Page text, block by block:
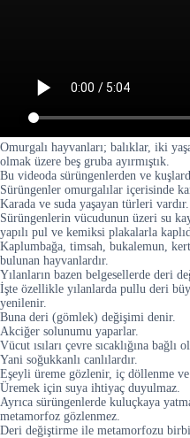
Omurgalı hayvanları; balıklar, iki
olmak üzere beş gruba ayırmıştık.
Bu videoda sürüngenlerden ve
Sürüngenler omurgalılar içerisinde
Karada ve suda yaşayan türleri vardır.
Sürüngenlerin vücudunun üzeri su
yapılı pul ve kemiksi plakalarla
Kaplumbağa, timsah, bukalemun,
bulunan hayvanlardır.
Yılanların bazen belgesellerde deri
İşte özellikle yılanlarda pullu deri
yenilenir.
Buna deri (gömlek) değişimi denir.
Akciğer solunumu yaparlar.
Vücut ısıları çevre sıcaklığına bağlı
Yani soğukkanlı canlılardır.
Eşeyli üreme gözlenir, iç döllenme ve
Üremek için suya ihtiyaç duyulmaz.
Ayrıca sürüngenlerde kuluçkaya
metamorfoz gözlenmez.
Deri değiştirme ile metamorfozu